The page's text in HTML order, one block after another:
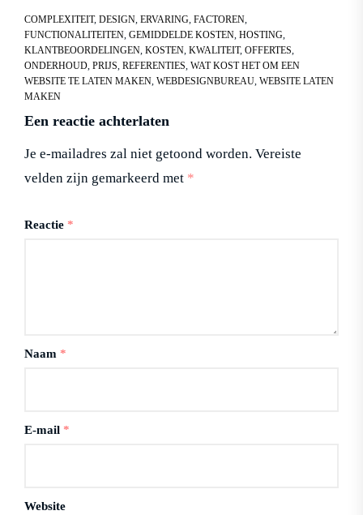
COMPLEXITEIT, DESIGN ERVARING FACTOREN
FUNCTIONALITEITEN GEMIDDELDE KOSTEN HOSTING
KLANTBEOORDELINGEN KOSTEN KWALITEIT, OFFERTES
ONDERHOUD PRIJS REFERENTIES WAT KOST HET OM EEN
WEBSITE TE LATEN MAKEN WEBDESIGNBUREAU WEBSITE LATEN
MAKEN
Een reactie achterlaten
Je e-mailadres zal niet getoond worden. Vereiste
velden zijn gemarkeerd met *
Reactie *
Naam *
E-mail *
Website